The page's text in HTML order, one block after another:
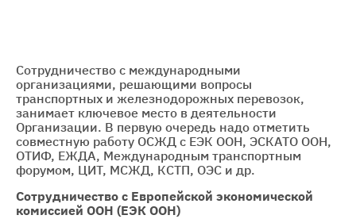
Сотрудничество с международными
организациями, решающими вопросы
транспортных и железнодорожных перевозок,
занимает ключевое место в деятельности
Организации. В первую очередь надо отметить
совместную работу ОСЖД с ЕЭК ООН, ЭСКАТО ООН,
ОТИФ, ЕЖДА, Международным транспортным
форумом, ЦИТ, МСЖД, КСТП, ОЭС и др.
Сотрудничество с Европейской экономической
комиссией ООН (ЕЭК ООН)